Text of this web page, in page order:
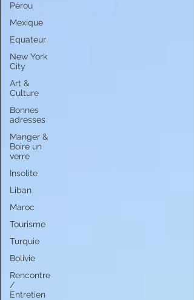
Pérou
Mexique
Equateur
New York
City
Art &
Culture
Bonnes
adresses
Manger &
Boire un
verre
Insolite
Liban
Maroc
Tourisme
Turquie
Bolivie
Rencontre
/
Entretien